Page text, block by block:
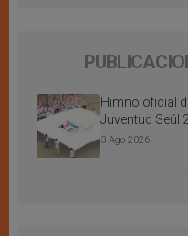
Himno oficial
Juventud Seúl
3 Ago 2026